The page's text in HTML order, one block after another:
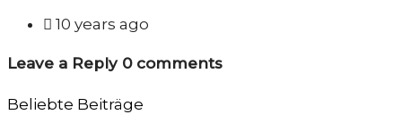
 10 years ago
Leave a Reply 0 comments
Beliebte Beiträge